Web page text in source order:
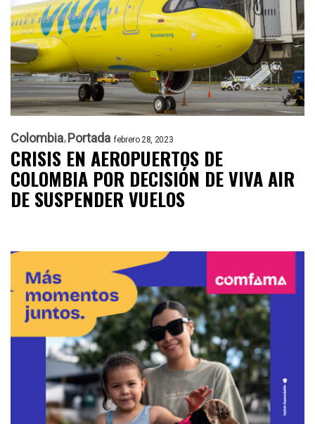
Colombia Portada febrero 28, 2023
CRISIS EN AEROPUERTOS DE
COLOMBIA POR DECISIÓN DE VIVA AIR
DE SUSPENDER VUELOS